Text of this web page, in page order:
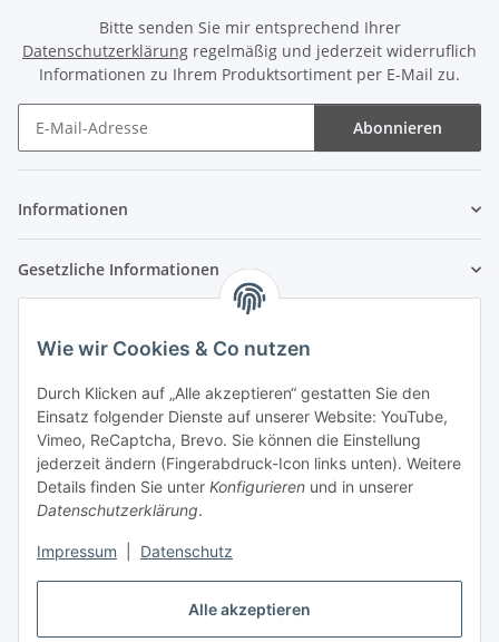
Alle akzeptieren
Wie wir Cookies & Co nutzen
Durch Klicken auf „Alle akzeptieren“ gestatten Sie den
Einsatz folgender Dienste auf unserer Website: YouTube,
Vimeo, ReCaptcha, Brevo. Sie können die Einstellung
jederzeit ändern (Fingerabdruck-Icon links unten). Weitere
Details finden Sie unter Konfigurieren und in unserer
Datenschutzerklärung.
Impressum Datenschutz
Bitte senden Sie mir entsprechend Ihrer
Datenschutzerklärung regelmäßig und jederzeit widerruflich
Informationen zu Ihrem Produktsortiment per E-Mail zu.
Abonnieren
Informationen
Gesetzliche Informationen
Vertrag widerrufen